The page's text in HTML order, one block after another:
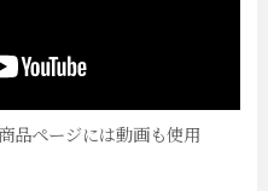
品ページには動画も使用